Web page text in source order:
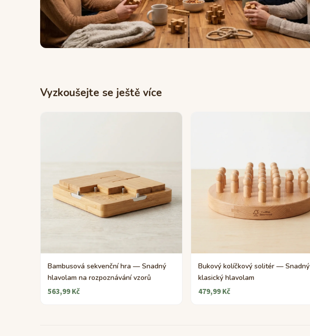
Vyzkoušejte se ještě více
Bambusová sekvenční hra — Snadný
hlavolam na rozpoznávání vzorů
563,99 Kč
Bukový kolíčkový solitér — Snadný
klasický hlavolam
479,99 Kč